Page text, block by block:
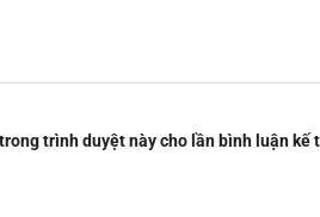
trình duyệt này cho lần bình luận kế